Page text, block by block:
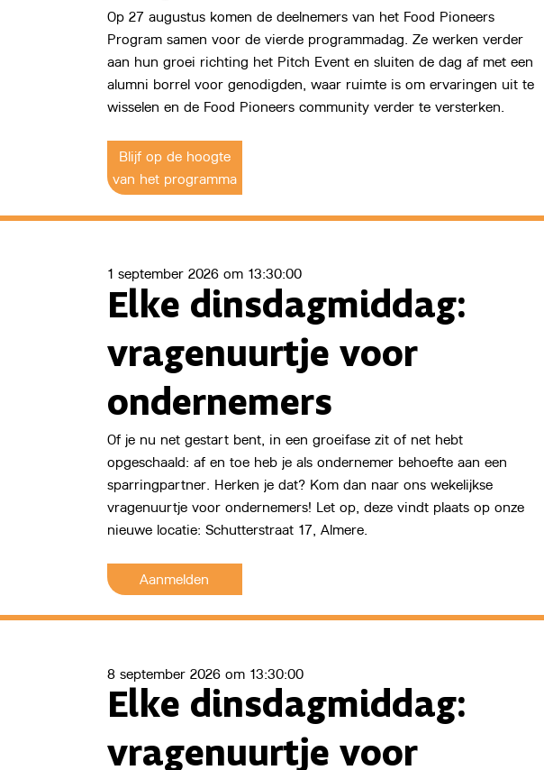
Op 27 augustus komen de deelnemers van het Food Pioneers
Program samen voor de vierde programmadag. Ze werken verder
aan hun groei richting het Pitch Event en sluiten de dag af met een
alumni borrel voor genodigden, waar ruimte is om ervaringen uit te
wisselen en de Food Pioneers community verder te versterken.
Blijf op de hoogte
van het programma
Start Now
1 september 2026 om 13:30:00
Elke dinsdagmiddag:
vragenuurtje voor
ondernemers
Of je nu net gestart bent, in een groeifase zit of net hebt
opgeschaald: af en toe heb je als ondernemer behoefte aan een
sparringpartner. Herken je dat? Kom dan naar ons wekelijkse
vragenuurtje voor ondernemers! Let op, deze vindt plaats op onze
nieuwe locatie: Schutterstraat 17, Almere.
Aanmelden
8 september 2026 om 13:30:00
Elke dinsdagmiddag:
vragenuurtje voor